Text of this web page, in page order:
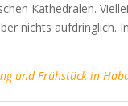
Kathedralen.
nichts aufdringlich.
und Frühstück in